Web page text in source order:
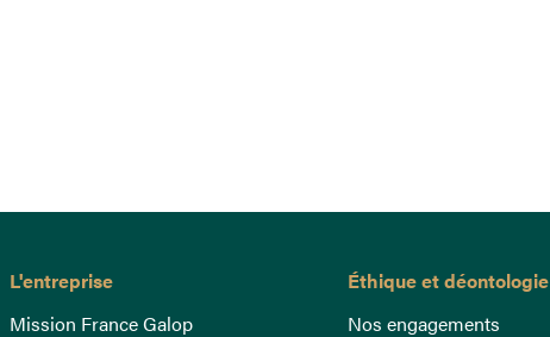
L'entreprise
Mission France Galop
Éthique et déontologie
Nos engagements